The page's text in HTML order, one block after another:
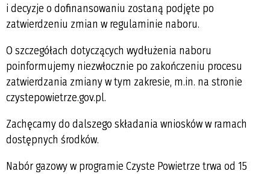
i decyzje o dofinansowaniu zostaną podjęte po
zatwierdzeniu zmian w regulaminie naboru.
O szczegółach dotyczących wydłużenia naboru
poinformujemy niezwłocznie po zakończeniu procesu
zatwierdzania zmiany w tym zakresie, m.in. na stronie
czystepowietrze.gov.pl.
Zachęcamy do dalszego składania wniosków w ramach
dostępnych środków.
Nabór gazowy w programie Czyste Powietrze trwa od 15